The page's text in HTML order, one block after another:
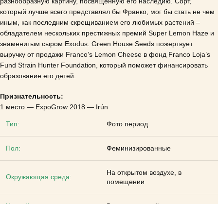
который лучше всего представлял бы Франко, мог бы стать не чем
иным, как последним скрещиванием его любимых растений –
обладателем нескольких престижных премий Super Lemon Haze и
знаменитым сыром Exodus. Green House Seeds пожертвует
выручку от продажи Franco’s Lemon Cheese в фонд Franco Loja’s
Fund Strain Hunter Foundation, который поможет финансировать
образование его детей.
Признательность:
1 место — ExpoGrow 2018 — Irún
Тип: Фото период
Пол: Феминизированные
Окружающая среда:
На открытом воздухе, в
помещении